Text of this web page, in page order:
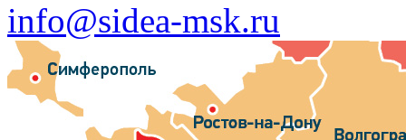
info@sidea-msk.ru